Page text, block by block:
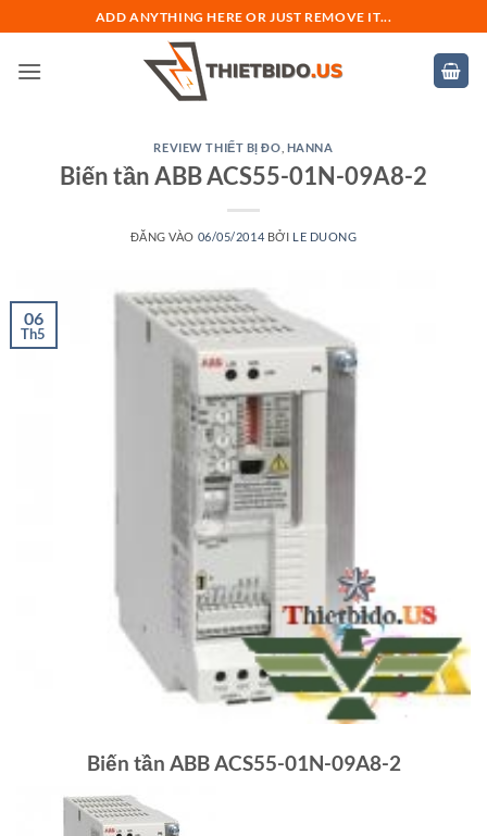
qua
nội
ADD ANYTHING HERE OR JUST REMOVE IT...
REVIEW THIẾT BỊ ĐO HANNA
Biến tần ABB ACS55-01N-09A8-2
ĐĂNG VÀO 06/05/2014 BỞI LE DUONG
06
Th5
Biến tần ABB ACS55-01N-09A8-2